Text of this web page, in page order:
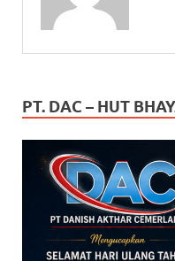
PT. DAC – HUT